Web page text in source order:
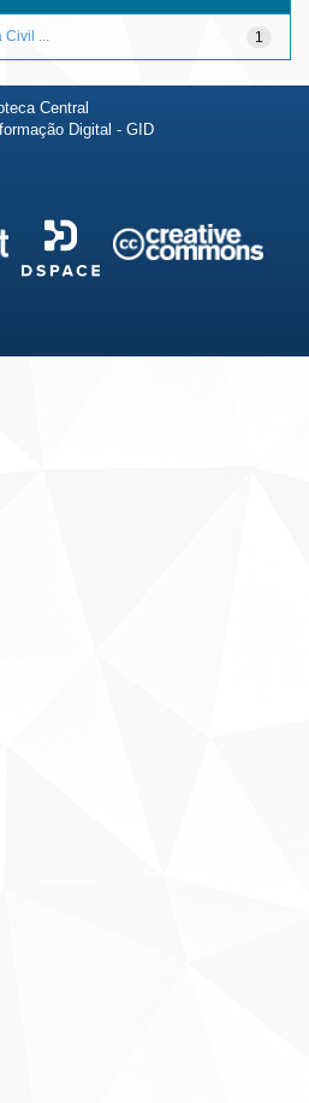
1
...
Central
Digital - GID